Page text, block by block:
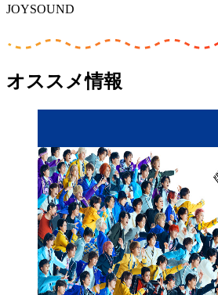
JOYSOUND
オススメ情報